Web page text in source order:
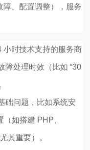
、配置调整），服务
小时技术支持的服务商
障处理时效（比如 “30
础问题，比如系统安
如搭建 PHP、
其重要）。